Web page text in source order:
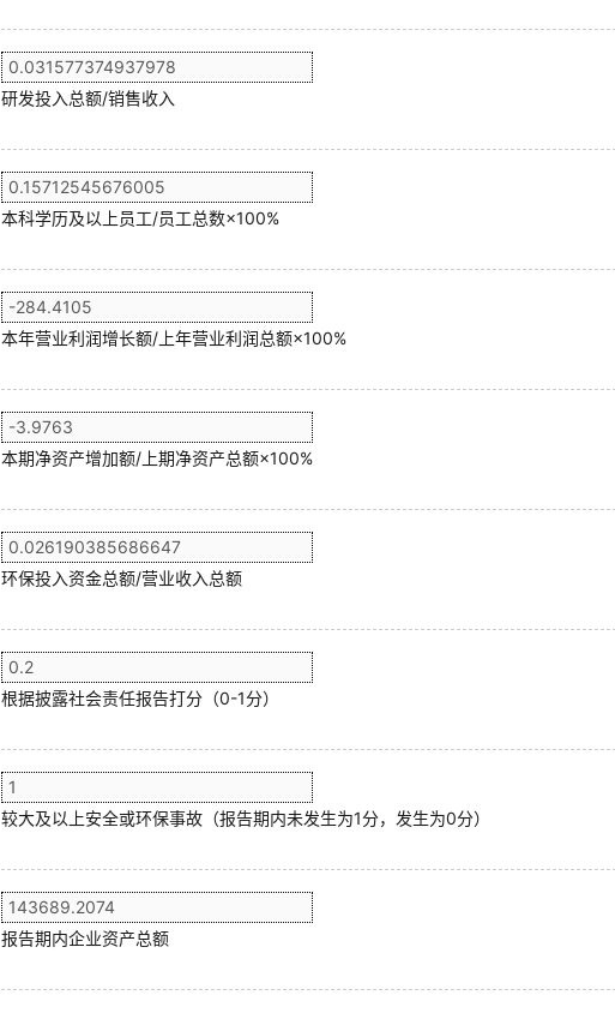
研发投入总额/销售收入
本科学历及以上员工/员工总数×100%
本年营业利润增长额/上年营业利润总额×100%
本期净资产增加额/上期净资产总额×100%
环保投入资金总额/营业收入总额
根据披露社会责任报告打分（0-1分）
较大及以上安全或环保事故（报告期内未发生为1分，发生为0分）
报告期内企业资产总额